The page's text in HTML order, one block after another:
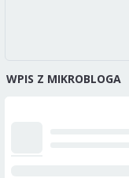
WPIS Z MIKROBLOGA